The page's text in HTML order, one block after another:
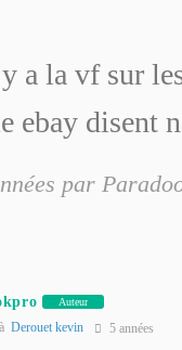
a la vf sur
ebay disent
par
Auteur
Derouet kevin 5 années